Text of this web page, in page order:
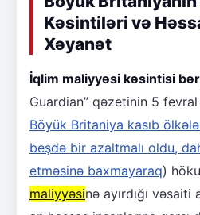
Kəsintiləri və
Xəyanət
İqlim maliyyəsi kəsintisi
Guardian” qəzetinin 5
Böyük Britaniya kasıb
beşdə bir azaltmalı oldu,
etməsinə baxmayaraq)
maliyyəsinə ayırdığı vəsaiti